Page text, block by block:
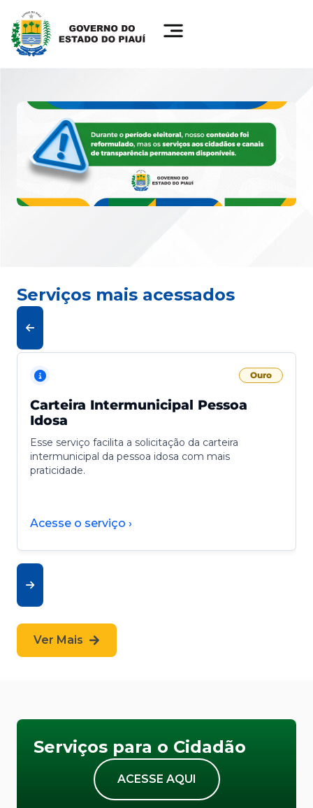
Serviços mais acessados
Ouro
Carteira Intermunicipal Pessoa
Idosa
Esse serviço facilita a solicitação da carteira
intermunicipal da pessoa idosa com mais
praticidade.
Acesse o serviço ›
Ver Mais
Serviços para o Cidadão
ACESSE AQUI